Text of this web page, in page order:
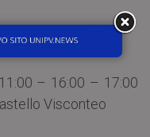
– 16:00 – 17:00
Visconteo